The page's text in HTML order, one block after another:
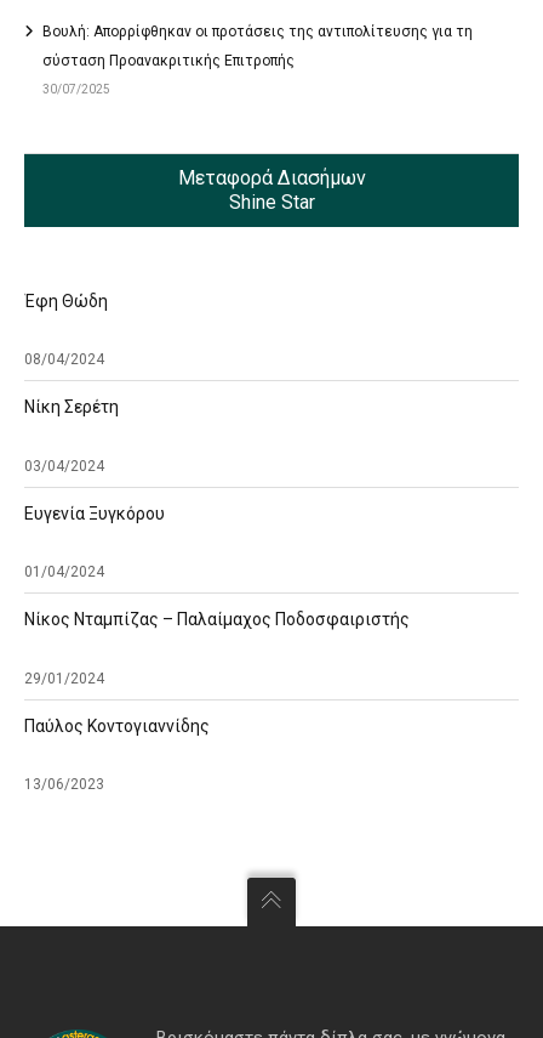
Βουλή: Απορρίφθηκαν οι προτάσεις της αντιπολίτευσης για τη
σύσταση Προανακριτικής Επιτροπής
30/07/2025
Μεταφορά Διασήμων
Shine Star
Έφη Θώδη
08/04/2024
Νίκη Σερέτη
03/04/2024
Ευγενία Ξυγκόρου
01/04/2024
Νίκος Νταμπίζας – Παλαίμαχος Ποδοσφαιριστής
29/01/2024
Παύλος Κοντογιαννίδης
13/06/2023